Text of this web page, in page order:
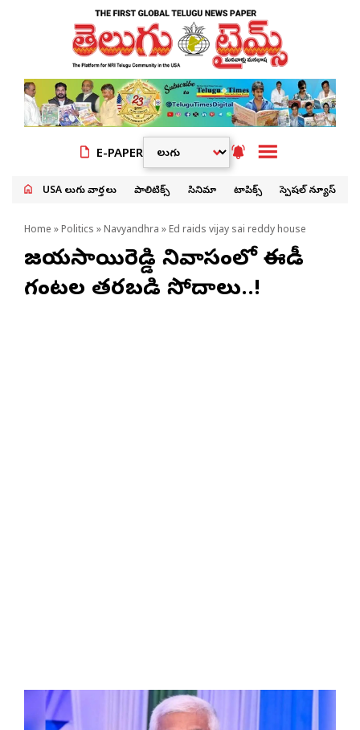
E-PAPER
USA తెలుగు వార్తలు పాలిటిక్స్ సినిమా టాపిక్స్ స్పెషల్ న్యూస్
Home » Politics » Navyandhra » Ed raids vijay sai reddy house
విజయసాయిరెడ్డి నివాసంలో ఈడీ
గంటల తరబడి సోదాలు..!